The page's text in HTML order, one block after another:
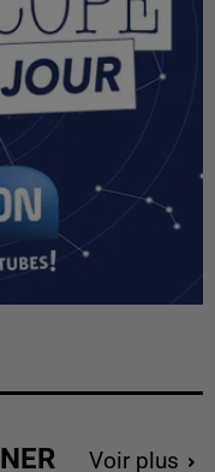
Voir plus